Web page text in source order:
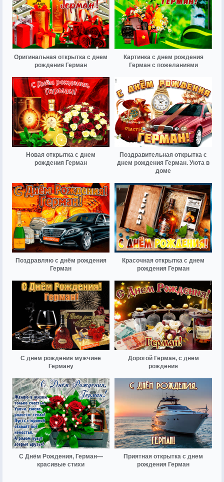
Оригинальная открытка с днем
рождения Герман
Картинка с днем рождения
Герман с пожеланиями
Новая открытка с днем
рождения Герман
Поздравительная открытка с
днем рождения Герман. Уюта в
доме
Поздравляю с днём рождения
Герман
Красочная открытка с днем
рождения Герман
С днём рождения мужчине
Герману
Дорогой Герман, с днём
рождения
С Днём Рождения, Герман—
красивые стихи
Приятная открытка с днем
рождения Герман